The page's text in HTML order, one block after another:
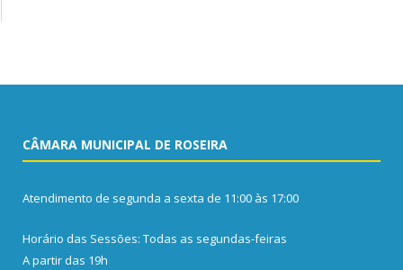
CÂMARA MUNICIPAL DE ROSEIRA
Atendimento de segunda a sexta de 11:00 às 17:00
Horário das Sessões: Todas as segundas-feiras
A partir das 19h